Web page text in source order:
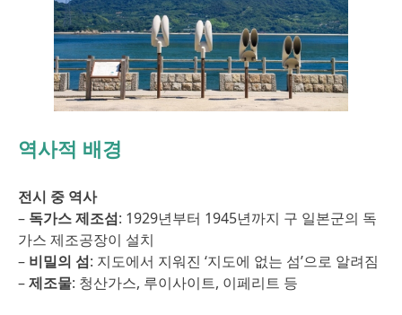
역사적 배경
전시 중 역사
– 독가스 제조섬: 1929년부터 1945년까지 구 일본군의 독
가스 제조공장이 설치
– 비밀의 섬: 지도에서 지워진 ‘지도에 없는 섬’으로 알려짐
–제조물: 청산가스, 루이사이트, 이페리트 등